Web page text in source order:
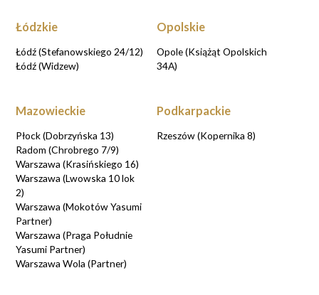
Łódzkie
Łódź (Stefanowskiego 24/12)
Łódź (Widzew)
Opolskie
Opole (Książąt Opolskich
34A)
Mazowieckie
Płock (Dobrzyńska 13)
Radom (Chrobrego 7/9)
Warszawa (Krasińskiego 16)
Warszawa (Lwowska 10 lok
2)
Warszawa (Mokotów Yasumi
Partner)
Warszawa (Praga Południe
Yasumi Partner)
Warszawa Wola (Partner)
Podkarpackie
Rzeszów (Kopernika 8)